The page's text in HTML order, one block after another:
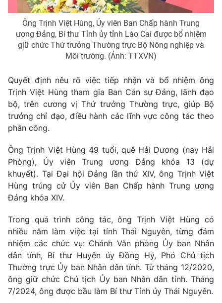
Sản phẩm
Thị trường
Giao lưu trực tuyến
Lịch phát sóng
Emagazine Podcast
Photo Infographic
Video Shorts video
VTV Money VTV Thể thao
VTV Sức khoẻ
Thị trường 24h Tấm lòng Việt
VTV4 Vươn mình bằng AI
VTV9 VTV8
Ông Trịnh Việt Hùng, Ủy viên Ban Chấp hành Trung
ương Đảng, Bí thư Tỉnh ủy tỉnh Lào Cai được bổ nhiệm
giữ chức Thứ trưởng Thường trực Bộ Nông nghiệp và
Môi trường. (Ảnh: TTXVN)
Quyết định nêu rõ việc tiếp nhận và bổ nhiệm ông
Trịnh Việt Hùng tham gia Ban Cán sự Đảng, lãnh đạo
bộ, trên cương vị Thứ trưởng Thường trực, giúp Bộ
trưởng chỉ đạo, điều hành các lĩnh vực công tác theo
phân công.
Ông Trịnh Việt Hùng 49 tuổi, quê Hải Dương (nay Hải
Phòng), Ủy viên Trung ương Đảng khóa 13 (dự
khuyết). Tại Đại hội Đảng lần thứ XIV, ông Trịnh Việt
Hùng trúng cử Ủy viên Ban Chấp hành Trung ương
Đảng khóa XIV.
Trong quá trình công tác, ông Trịnh Việt Hùng có
nhiều năm làm việc tại tỉnh Thái Nguyên, từng đảm
nhiệm các chức vụ: Chánh Văn phòng Ủy ban Nhân
dân tỉnh, Bí thư Huyện ủy Đồng Hỷ, Phó Chủ tịch
Thường trực Ủy ban Nhân dân tỉnh. Từ tháng 12/2020,
ông giữ chức Chủ tịch Ủy ban Nhân dân tỉnh. Tháng
7/2024, ông được bầu làm Bí thư Tỉnh ủy Thái Nguyên.